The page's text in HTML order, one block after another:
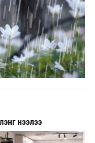
нээлээ